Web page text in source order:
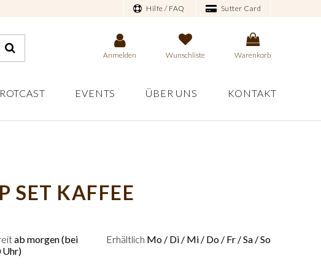
Hilfe / FAQ Sutter Card
Anmelden Wunschliste Warenkorb
EVENTS ÜBER UNS KONTAKT
SET KAFFEE
ab morgen (bei
Uhr)
Erhältlich Mo / Di / Mi / Do / Fr / Sa / So